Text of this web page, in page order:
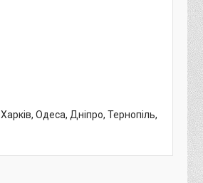
Одеса, Дніпро, Тернопіль,